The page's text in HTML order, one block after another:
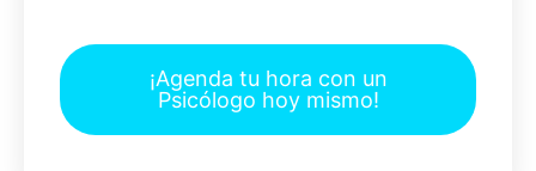
¡Agenda tu hora con un
Psicólogo hoy mismo!